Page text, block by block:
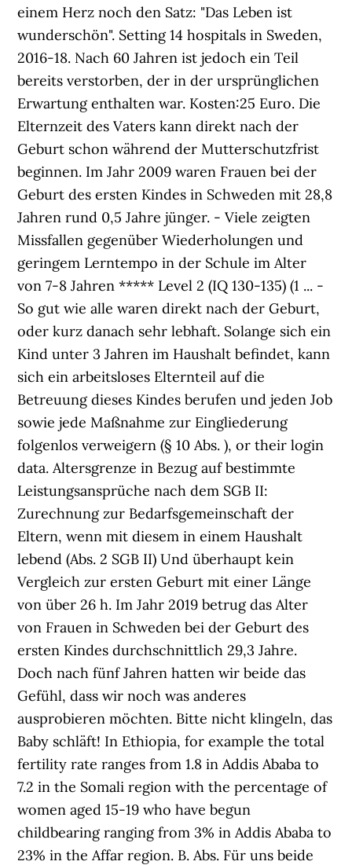
einem Herz noch den Satz: "Das Leben ist
wunderschön". Setting 14 hospitals in Sweden,
2016-18. Nach 60 Jahren ist jedoch ein Teil
bereits verstorben, der in der ursprünglichen
Erwartung enthalten war. Kosten:25 Euro. Die
Elternzeit des Vaters kann direkt nach der
Geburt schon während der Mutterschutzfrist
beginnen. Im Jahr 2009 waren Frauen bei der
Geburt des ersten Kindes in Schweden mit 28,8
Jahren rund 0,5 Jahre jünger. - Viele zeigten
Missfallen gegenüber Wiederholungen und
geringem Lerntempo in der Schule im Alter
von 7-8 Jahren ***** Level 2 (IQ 130-135) (1 ... -
So gut wie alle waren direkt nach der Geburt,
oder kurz danach sehr lebhaft. Solange sich ein
Kind unter 3 Jahren im Haushalt befindet, kann
sich ein arbeitsloses Elternteil auf die
Betreuung dieses Kindes berufen und jeden Job
sowie jede Maßnahme zur Eingliederung
folgenlos verweigern (§ 10 Abs. ), or their login
data. Altersgrenze in Bezug auf bestimmte
Leistungsansprüche nach dem SGB II:
Zurechnung zur Bedarfsgemeinschaft der
Eltern, wenn mit diesem in einem Haushalt
lebend (Abs. 2 SGB II) Und überhaupt kein
Vergleich zur ersten Geburt mit einer Länge
von über 26 h. Im Jahr 2019 betrug das Alter
von Frauen in Schweden bei der Geburt des
ersten Kindes durchschnittlich 29,3 Jahre.
Doch nach fünf Jahren hatten wir beide das
Gefühl, dass wir noch was anderes
ausprobieren möchten. Bitte nicht klingeln, das
Baby schläft! In Ethiopia, for example the total
fertility rate ranges from 1.8 in Addis Ababa to
7.2 in the Somali region with the percentage of
women aged 15-19 who have begun
childbearing ranging from 3% in Addis Ababa to
23% in the Affar region. B. Abs. Für uns beide